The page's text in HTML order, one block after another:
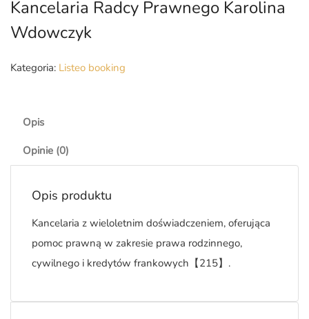
Kancelaria Radcy Prawnego Karolina
Wdowczyk
Kategoria: Listeo booking
Opis
Opinie (0)
Opis produktu
Kancelaria z wieloletnim doświadczeniem, oferująca
pomoc prawną w zakresie prawa rodzinnego,
cywilnego i kredytów frankowych【215】.